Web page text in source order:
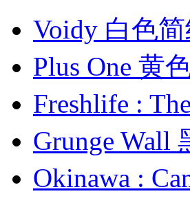
Voidy 白色
Plus One 黄
Freshlife :
Grunge Wall
Okinawa :